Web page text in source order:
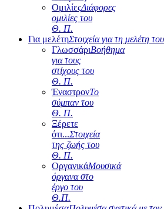
ΟμιλίεςΔιάφορες
ομιλίες του
Θ. Π.
Για μελέτηΣτοιχεία για τη μελέτη
ΓλωσσάριΒοήθημα
για τους
στίχους του
Θ. Π.
ΈναστρονΤο
σύμπαν του
Θ. Π.
Ξέρετε
ότι...Στοιχεία
της ζωής του
Θ. Π.
ΟργανικάΜουσικά
όργανα στο
έργο του
Θ.Π.